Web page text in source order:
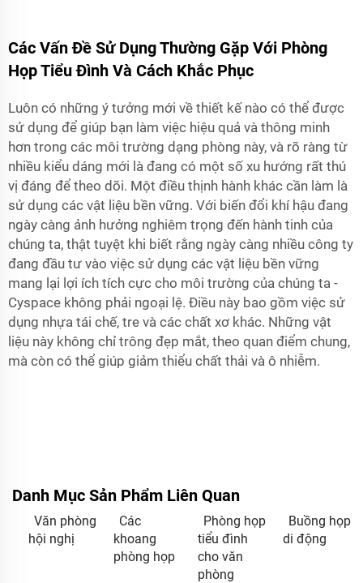
Các Vấn Đề Sử Dụng Thường Gặp Với Phòng
Họp Tiểu Đình Và Cách Khắc Phục
Luôn có những ý tưởng mới về thiết kế nào có thể được
sử dụng để giúp bạn làm việc hiệu quả và thông minh
hơn trong các môi trường dạng phòng này, và rõ ràng từ
nhiều kiểu dáng mới là đang có một số xu hướng rất thú
vị đáng để theo dõi. Một điều thịnh hành khác cần làm là
sử dụng các vật liệu bền vững. Với biến đổi khí hậu đang
ngày càng ảnh hưởng nghiêm trọng đến hành tinh của
chúng ta, thật tuyệt khi biết rằng ngày càng nhiều công ty
đang đầu tư vào việc sử dụng các vật liệu bền vững
mang lại lợi ích tích cực cho môi trường của chúng ta -
Cyspace không phải ngoại lệ. Điều này bao gồm việc sử
dụng nhựa tái chế, tre và các chất xơ khác. Những vật
liệu này không chỉ trông đẹp mắt, theo quan điểm chung,
mà còn có thể giúp giảm thiểu chất thải và ô nhiễm.
Danh Mục Sản Phẩm Liên Quan
Văn phòng
hội nghị
Các
khoang
phòng họp
Phòng họp
tiểu đình
cho văn
phòng
Buồng họp
di động